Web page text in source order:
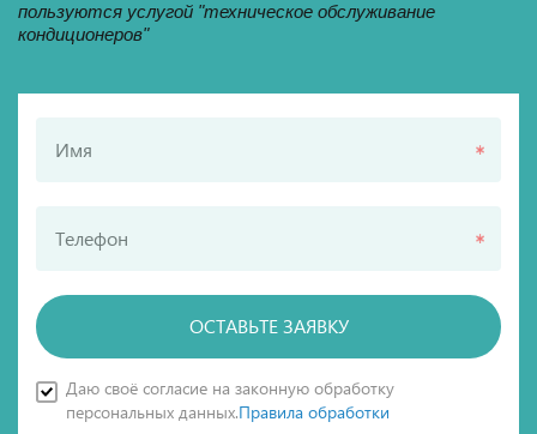
пользуются услугой "техническое обслуживание
кондиционеров"
Имя
Телефон
ОСТАВЬТЕ ЗАЯВКУ
Даю своё согласие на законную обработку
персональных данных.Правила обработки